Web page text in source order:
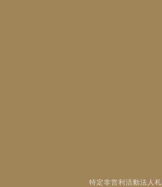
特定非営利活動法人